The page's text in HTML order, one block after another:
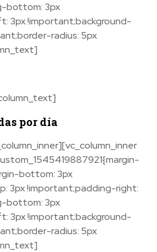
bottom: 3px
3px !important;background-
radius: 5px
por día
bottom: 3px
3px !important;padding-right:
bottom: 3px
3px !important;background-
radius: 5px